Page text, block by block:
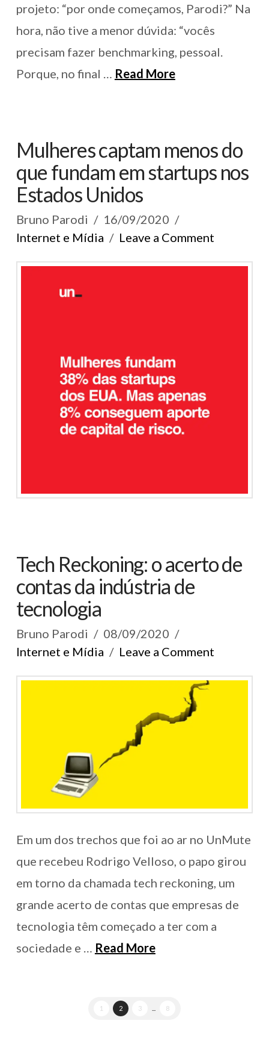
projeto: “por onde começamos, Parodi?” Na
hora, não tive a menor dúvida: “vocês
precisam fazer benchmarking, pessoal.
Porque, no final … Read More
Mulheres captam menos do
que fundam em startups nos
Estados Unidos
Bruno Parodi
16/09/2020
Internet e Mídia
Leave a Comment
Tech Reckoning: o acerto de
contas da indústria de
tecnologia
Bruno Parodi
08/09/2020
Internet e Mídia
Leave a Comment
Em um dos trechos que foi ao ar no UnMute
que recebeu Rodrigo Velloso, o papo girou
em torno da chamada tech reckoning, um
grande acerto de contas que empresas de
tecnologia têm começado a ter com a
sociedade e … Read More
1 2 3 8